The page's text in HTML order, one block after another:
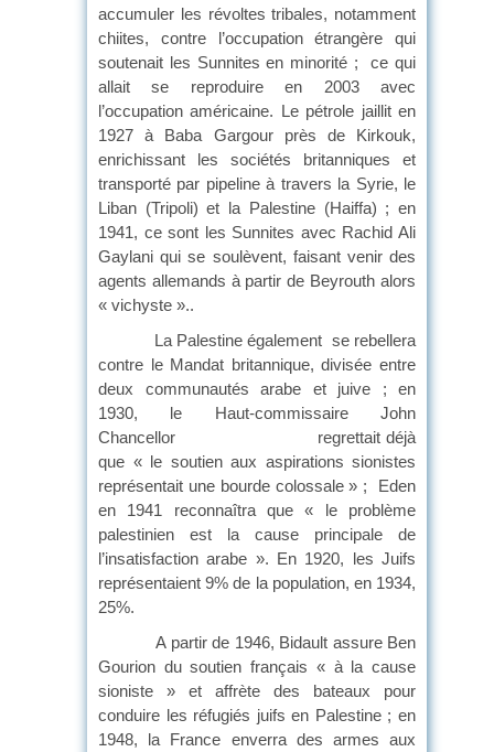
accumuler les révoltes tribales, notamment
chiites, contre l’occupation étrangère qui
soutenait les Sunnites en minorité ; ce qui
allait se reproduire en 2003 avec
l’occupation américaine. Le pétrole jaillit en
1927 à Baba Gargour près de Kirkouk,
enrichissant les sociétés britanniques et
transporté par pipeline à travers la Syrie, le
Liban (Tripoli) et la Palestine (Haiffa) ; en
1941, ce sont les Sunnites avec Rachid Ali
Gaylani qui se soulèvent, faisant venir des
agents allemands à partir de Beyrouth alors
« vichyste »..
La Palestine également se rebellera
contre le Mandat britannique, divisée entre
deux communautés arabe et juive ; en
1930, le Haut-commissaire John
Chancellor regrettait déjà
que « le soutien aux aspirations sionistes
représentait une bourde colossale » ; Eden
en 1941 reconnaîtra que « le problème
palestinien est la cause principale de
l’insatisfaction arabe ». En 1920, les Juifs
représentaient 9% de la population, en 1934,
25%.
A partir de 1946, Bidault assure Ben
Gourion du soutien français « à la cause
sioniste » et affrète des bateaux pour
conduire les réfugiés juifs en Palestine ; en
1948, la France enverra des armes aux